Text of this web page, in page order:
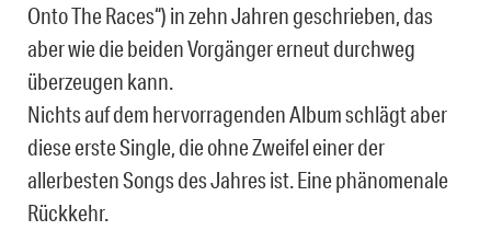
Onto The Races“) in zehn Jahren geschrieben, das
aber wie die beiden Vorgänger erneut durchweg
überzeugen kann.
Nichts auf dem hervorragenden Album schlägt aber
diese erste Single, die ohne Zweifel einer der
allerbesten Songs des Jahres ist. Eine phänomenale
Rückkehr.